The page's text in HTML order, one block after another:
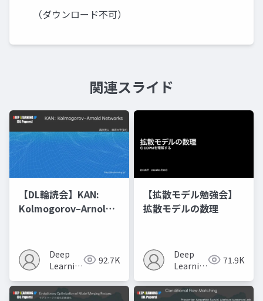
（ダウンロード不可）
関連スライド
【DL輪読会】KAN:
Kolmogorov–Arnold
Deep
Learning
92.7K
【拡散モデル勉強会】
拡散モデルの数理
Deep
Learning
71.9K